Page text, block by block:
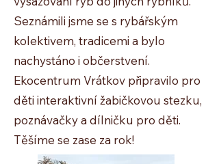
Seznámili jsme se s rybářským
kolektivem, tradicemi a bylo
nachystáno i občerstvení.
Ekocentrum Vrátkov připravilo pro
děti interaktivní žabičkovou stezku,
poznávačky a dílničku pro děti.
Těšíme se zase za rok!